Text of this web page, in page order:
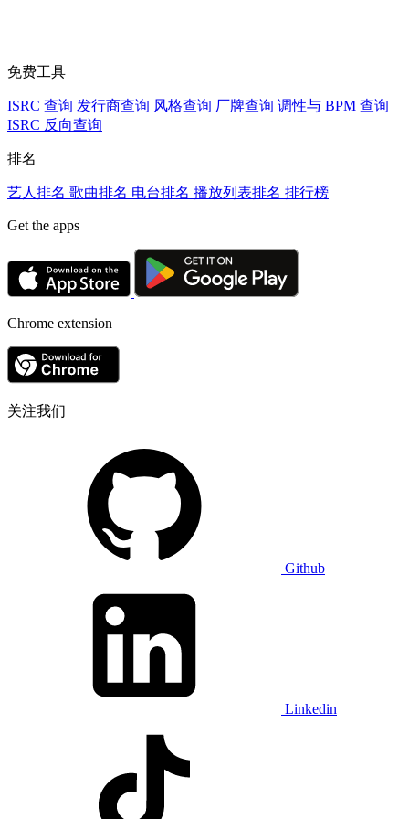
免费工具
ISRC 查询 发行商查询 风格查询 厂牌查询 调性与 BPM 查询
ISRC 反向查询
排名
艺人排名 歌曲排名 电台排名 播放列表排名 排行榜
Get the apps
Chrome extension
关注我们
Github
Linkedin